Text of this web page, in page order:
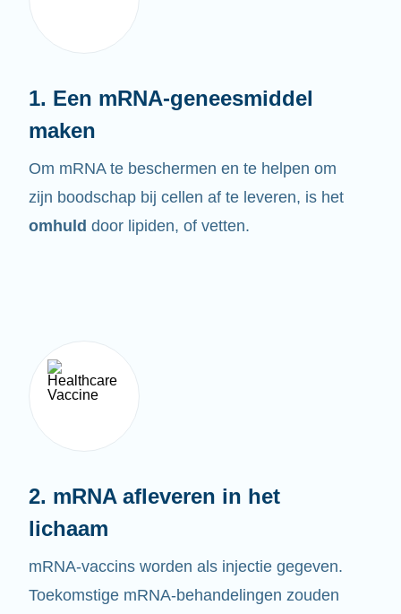
1. Een mRNA-geneesmiddel
maken
Om mRNA te beschermen en te helpen om
zijn boodschap bij cellen af te leveren, is het
omhuld door lipiden, of vetten.
2. mRNA afleveren in het
lichaam
mRNA-vaccins worden als injectie gegeven.
Toekomstige mRNA-behandelingen zouden